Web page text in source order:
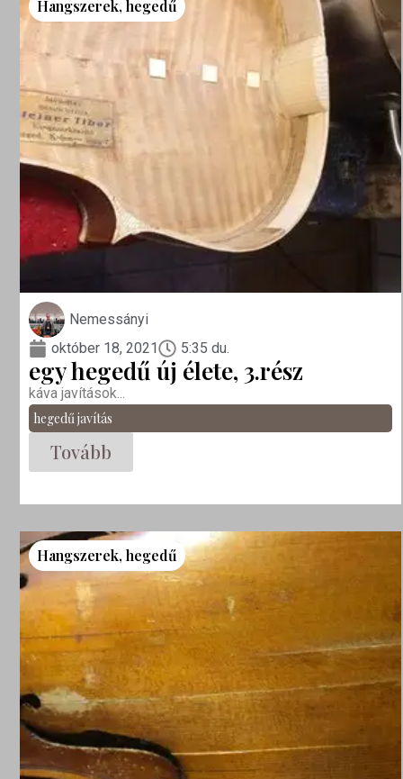
Hangszerek,hegedű
Nemessányi
október 18, 2021
5:35 du.
egy hegedű új élete, 3.rész
káva javítások...
hegedű javítás
Tovább
Hangszerek,hegedű